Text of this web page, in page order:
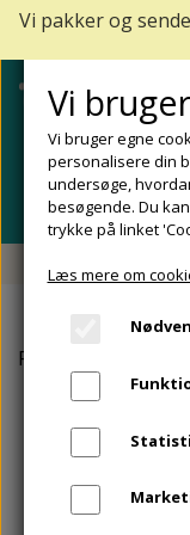
REDSKABER
SÅLER,
APOFYSITIS
Fri fragt fra
Forside
Vi
Vi bruger egne
personalisere din
undersøge,
besøgende. Du
trykke på linket
Læs mere om
Vi pakker og